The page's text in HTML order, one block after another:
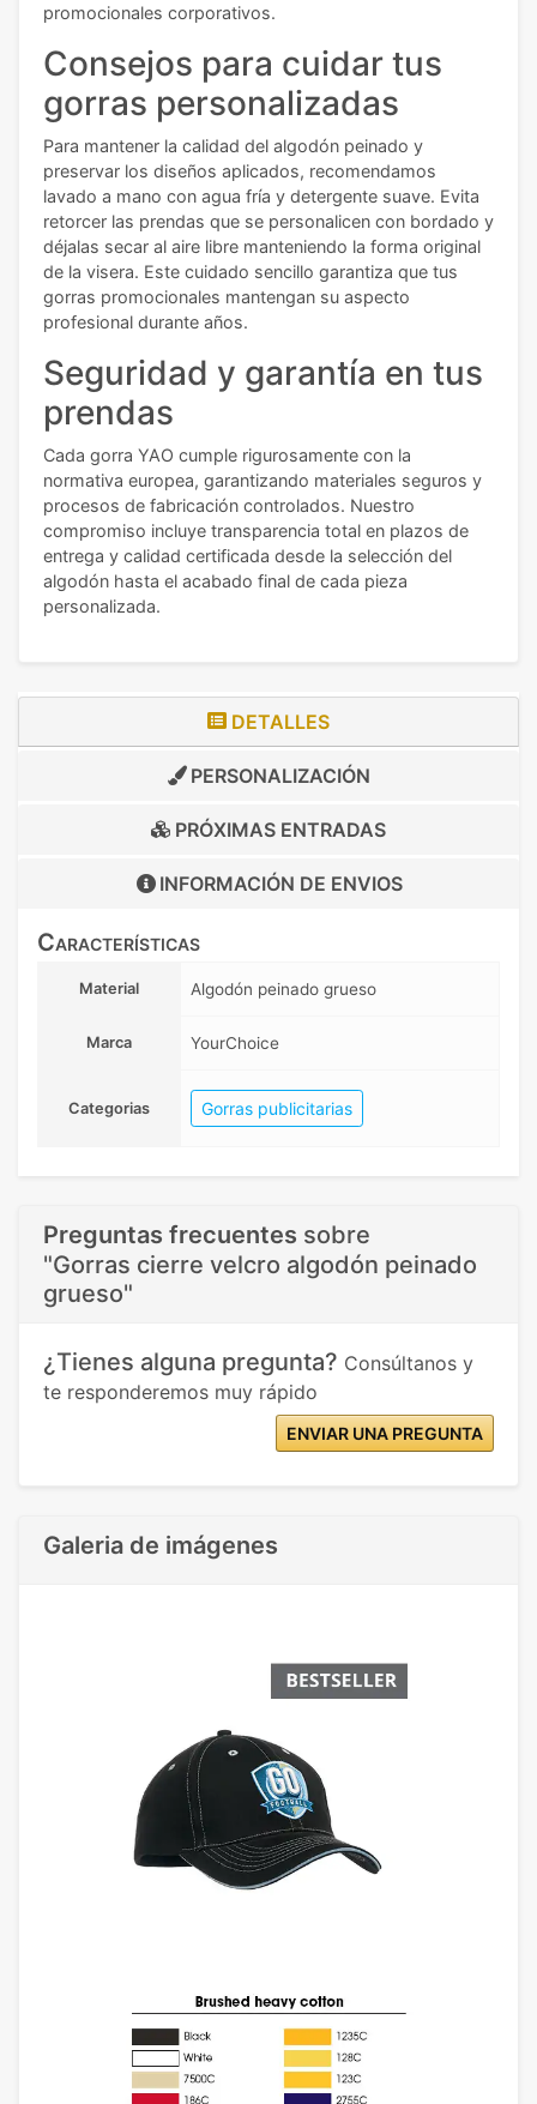
promocionales corporativos.
Consejos para cuidar tus
gorras personalizadas
Para mantener la calidad del algodón peinado y
preservar los diseños aplicados, recomendamos
lavado a mano con agua fría y detergente suave. Evita
retorcer las prendas que se personalicen con bordado y
déjalas secar al aire libre manteniendo la forma original
de la visera. Este cuidado sencillo garantiza que tus
gorras promocionales mantengan su aspecto
profesional durante años.
Seguridad y garantía en tus
prendas
Cada gorra YAO cumple rigurosamente con la
normativa europea, garantizando materiales seguros y
procesos de fabricación controlados. Nuestro
compromiso incluye transparencia total en plazos de
entrega y calidad certificada desde la selección del
algodón hasta el acabado final de cada pieza
personalizada.
DETALLES
PERSONALIZACIÓN
PRÓXIMAS ENTRADAS
INFORMACIÓN DE ENVIOS
Características
Material Algodón peinado grueso
Marca YourChoice
Categorias Gorras publicitarias
Preguntas frecuentes sobre
"Gorras cierre velcro algodón peinado
grueso"
¿Tienes alguna pregunta? Consúltanos y
te responderemos muy rápido
ENVIAR UNA PREGUNTA
Galeria de imágenes